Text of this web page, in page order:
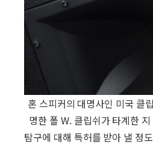
혼 스피커의 대명사인 미국 클
명한 폴 W. 클립쉬가 타계한
탐구에 대해 특허를 받아 낼 정